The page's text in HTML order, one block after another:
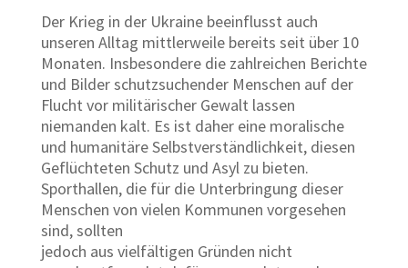
Der Krieg in der Ukraine beeinflusst auch
unseren Alltag mittlerweile bereits seit über 10
Monaten. Insbesondere die zahlreichen Berichte
und Bilder schutzsuchender Menschen auf der
Flucht vor militärischer Gewalt lassen
niemanden kalt. Es ist daher eine moralische
und humanitäre Selbstverständlichkeit, diesen
Geflüchteten Schutz und Asyl zu bieten.
Sporthallen, die für die Unterbringung dieser
Menschen von vielen Kommunen vorgesehen
sind, sollten
jedoch aus vielfältigen Gründen nicht